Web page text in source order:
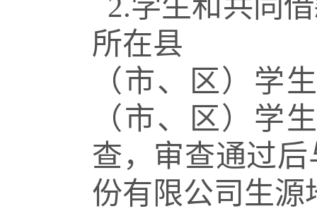
2.学生和共同
所在县
（市、区）学
（市、区）学
查，审查通过
份有限公司生源